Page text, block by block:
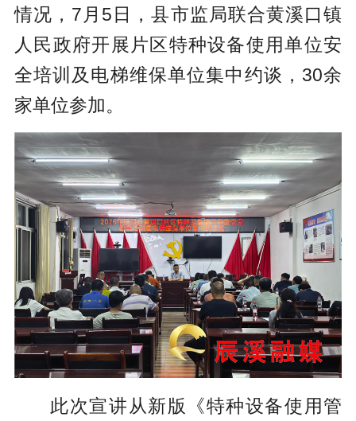
情况，7月5日，县市监局联合黄溪口镇
人民政府开展片区特种设备使用单位安
全培训及电梯维保单位集中约谈，30余
家单位参加。
此次宣讲从新版《特种设备使用管